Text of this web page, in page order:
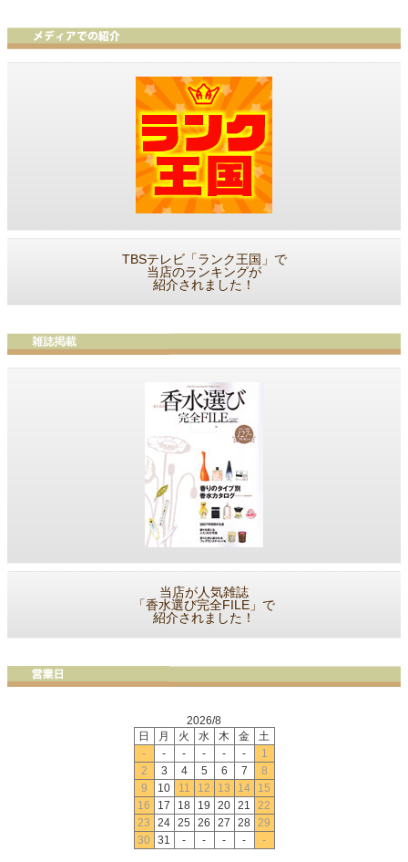
TBSテレビ「ランク王国」で
当店のランキングが
紹介されました！
当店が人気雑誌
「香水選び完全FILE」で
紹介されました！
2026/8
日
月 火 水 木 金
土
-
- - - - -
1
2
3 4 5 6 7
8
9
10 11 12 13 14
15
16
17 18 19 20 21
22
23
24 25 26 27 28 29
30
31 - - - - -